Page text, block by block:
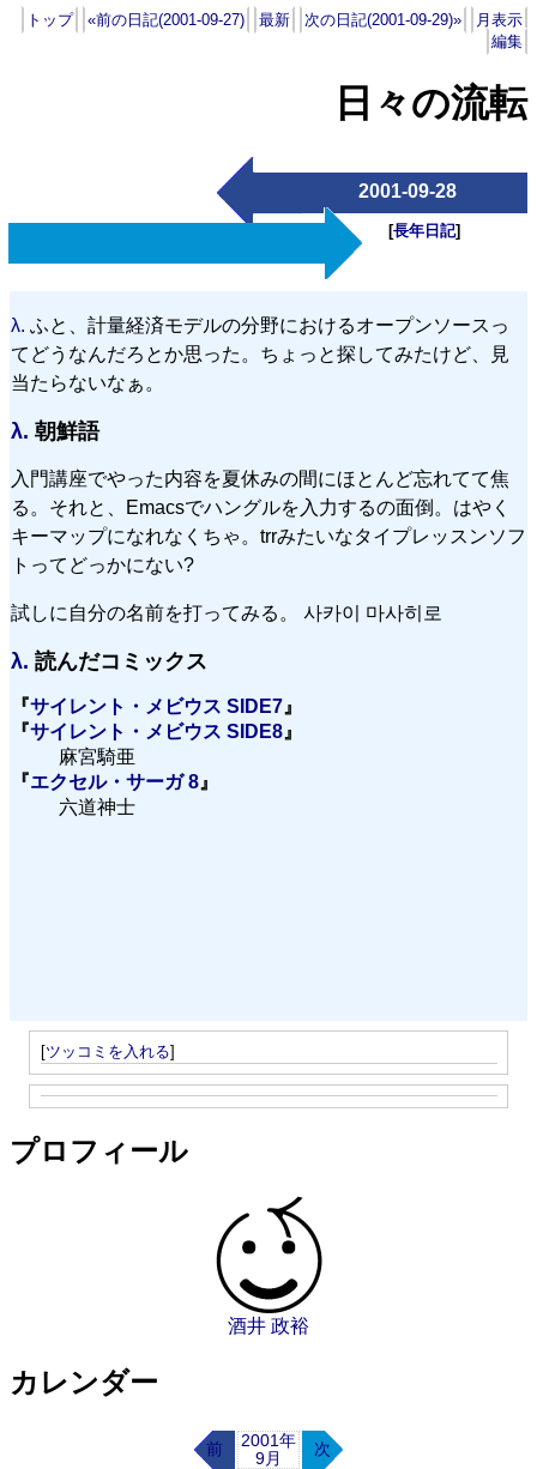
トップ «前の日記(2001-09-27) 最新 次の日記(2001-09-29)»
月表示
編集
日々の流転
2001-09-28
[長年日記]
λ. ふと、計量経済モデルの分野におけるオープンソースっ
てどうなんだろとか思った。ちょっと探してみたけど、見
当たらないなぁ。
λ. 朝鮮語
入門講座でやった内容を夏休みの間にほとんど忘れてて焦
る。それと、Emacsでハングルを入力するの面倒。はやく
キーマップになれなくちゃ。trrみたいなタイプレッスンソフ
トってどっかにない?
試しに自分の名前を打ってみる。 사카이 마사히로
λ. 読んだコミックス
『サイレント・メビウス SIDE7 』
『サイレント・メビウス SIDE8 』
麻宮騎亜
『エクセル・サーガ 8 』
六道神士
[ツッコミを入れる]
プロフィール
酒井 政裕
カレンダー
前
2001年
9月
次